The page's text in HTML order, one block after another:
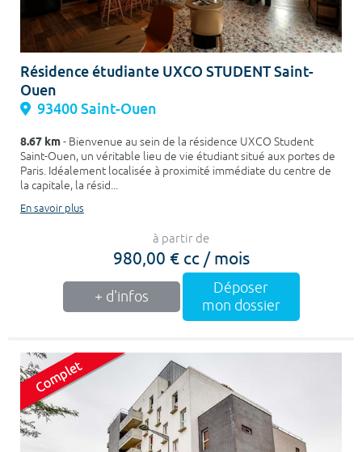
Résidence étudiante UXCO STUDENT Saint-
Ouen
93400 Saint-Ouen
8.67 km- Bienvenue au sein de la résidence UXCO Student
Saint-Ouen, un véritable lieu de vie étudiant situé aux portes de
Paris. Idéalement localisée à proximité immédiate du centre de
la capitale, la résid...
En savoir plus
à partir de
980,00 € cc / mois
+ d'infos
Déposer
mon dossier